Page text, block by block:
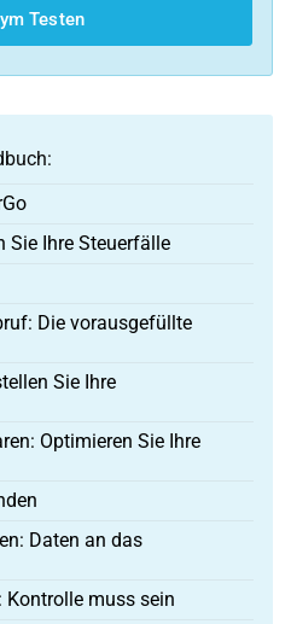
Testen
Sie Ihre Steuerfälle
Die vorausgefüllte
Sie Ihre
Optimieren Sie Ihre
Daten an das
Kontrolle muss sein